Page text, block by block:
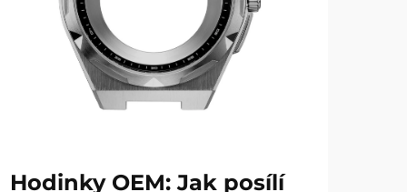
Hodinky OEM: Jak posílí